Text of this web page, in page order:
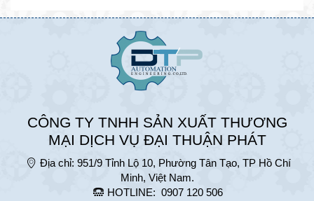
CÔNG TY TNHH SẢN XUẤT THƯƠNG
MẠI DỊCH VỤ ĐẠI THUẬN PHÁT
Địa chỉ: 951/9 Tỉnh Lộ 10, Phường Tân Tạo, TP Hồ Chí
Minh, Việt Nam.
HOTLINE: 0907 120 506